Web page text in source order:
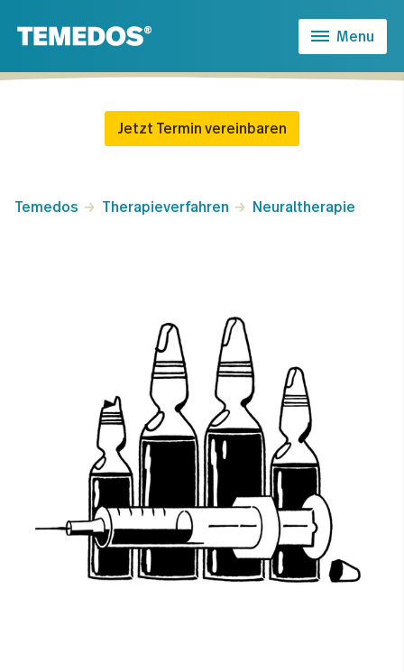
Menu
Jetzt Termin vereinbaren
Temedos Therapieverfahren Neuraltherapie